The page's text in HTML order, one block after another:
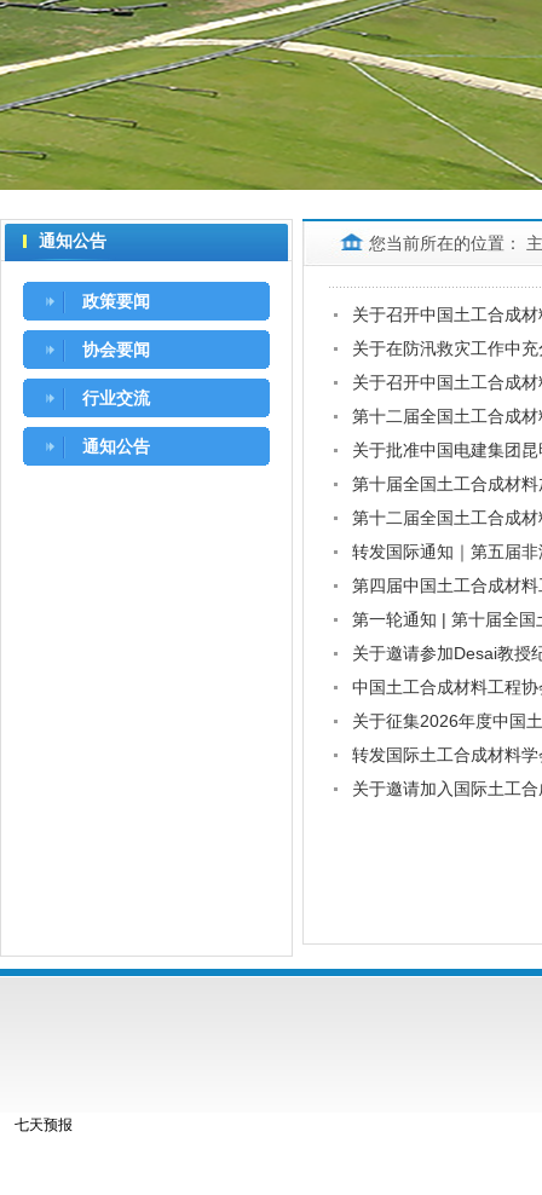
通知公告
政策要闻
协会要闻
行业交流
通知公告
您当前所在的位置：
关于召开中国土工合成
关于在防汛救灾工作中
关于召开中国土工合成
第十二届全国土工合成
关于批准中国电建集团
第十届全国土工合成材
第十二届全国土工合成
转发国际通知｜第五届
第四届中国土工合成材
第一轮通知 | 第十届全
关于邀请参加Desai教授
中国土工合成材料工程
关于征集2026年度中国
转发国际土工合成材料
关于邀请加入国际土工